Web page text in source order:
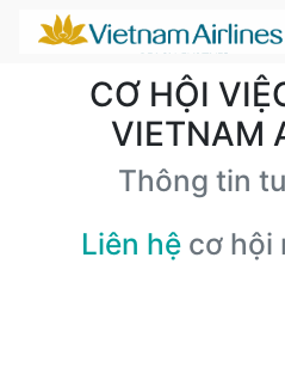
CƠ HỘI
VIETNAM
Thông tin
Liên hệ cơ hội